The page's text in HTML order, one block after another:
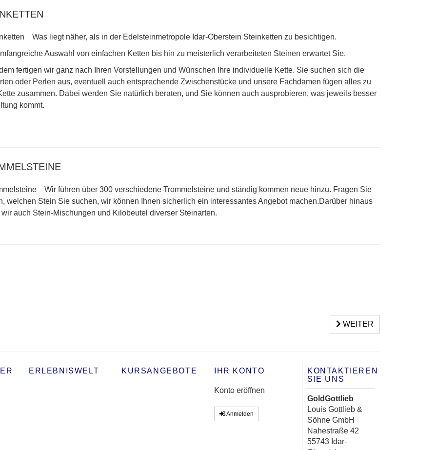
Was liegt näher, als in der Edelsteinmetropole Idar-Oberstein Steinketten zu besichtigen.
Auswahl von einfachen Ketten bis hin zu meisterlich verarbeiteten Steinen erwartet Sie.
fertigen wir ganz nach Ihren Vorstellungen und Wünschen Ihre individuelle Kette. Sie suchen sich die
oder Perlen aus, eventuell auch entsprechende Zwischenstücke und unsere Fachdamen fügen alles zu
zusammen. Dabei werden Sie natürlich beraten, und Sie können auch ausprobieren, was jeweils besser
kommt.
Wir führen über 300 verschiedene Trommelsteine und ständig kommen neue hinzu. Fragen Sie
welchen Stein Sie suchen, wir können Ihnen sicherlich ein interessantes Angebot machen.Darüber hinaus
auch Stein-Mischungen und Kilobeutel diverser Steinarten.
WEITER
ERLEBNISWELT KURSANGEBOTE IHR KONTO
Konto eröffnen
Anmelden
KONTAKTIEREN
SIE UNS
GoldGottlieb
Louis Gottlieb &
Söhne GmbH
Nahestraße 42
55743 Idar-